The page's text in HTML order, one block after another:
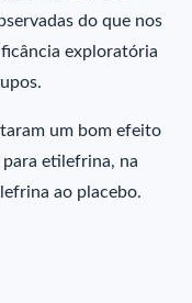
do que nos
exploratória
um bom efeito
etilefrina, na
ao placebo.